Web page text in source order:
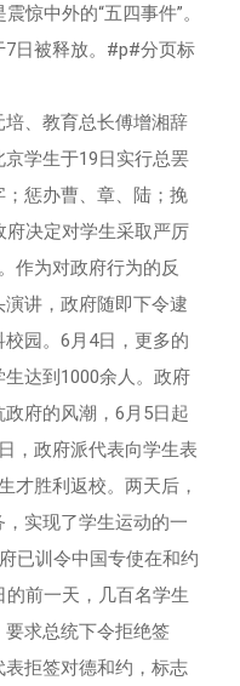
惊中外的“五四事件”。
7日被释放。#p#分页标
、教育总长傅增湘辞
学生于19日实行总罢
惩办曹、章、陆；挽
府决定对学生采取严厉
作为对政府行为的反
讲，政府随即下令逮
园。6月4日，更多的
达到1000余人。政府
府的风潮，6月5日起
，政府派代表向学生表
才胜利返校。两天后，
实现了学生运动的一
已训令中国专使在和约
前一天，几百名学生
求总统下令拒绝签
拒签对德和约，标志